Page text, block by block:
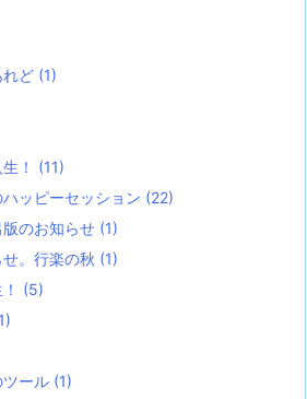
ど (1)
！ (11)
ッピーセッション (22)
のお知らせ (1)
。行楽の秋 (1)
(5)
ール (1)